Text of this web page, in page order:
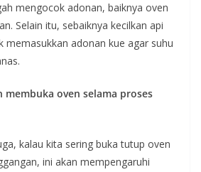
mengocok adonan, baiknya oven
Selain itu, sebaiknya kecilkan api
memasukkan adonan kue agar suhu
membuka oven selama proses
kalau kita sering buka tutup oven
ini akan mempengaruhi